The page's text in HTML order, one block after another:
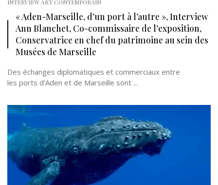
INTERVIEW ART CONTEMPORAIN
« Aden-Marseille, d’un port à l’autre », Interview
Ann Blanchet, Co-commissaire de l’exposition,
Conservatrice en chef du patrimoine au sein des
Musées de Marseille
Des échanges diplomatiques et commerciaux entre
les ports d’Aden et de Marseille sont ...